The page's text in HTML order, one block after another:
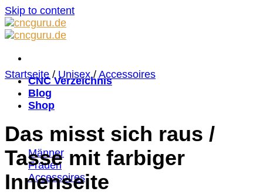
Skip to content
CNC Verzeichnis
Blog
Shop
Männer
Frauen
Accessoires
Startseite / Unisex / Accessoires
Das misst sich raus /
Tasse mit farbiger
Innenseite